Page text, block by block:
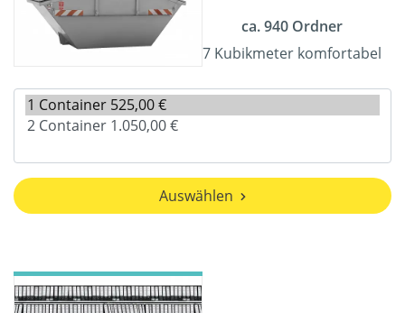
ca. 940 Ordner
7 Kubikmeter komfortabel
Auswählen